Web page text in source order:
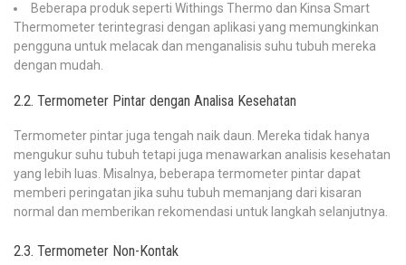
Beberapa produk seperti Withings Thermo dan Kinsa Smart
Thermometer terintegrasi dengan aplikasi yang memungkinkan
pengguna untuk melacak dan menganalisis suhu tubuh mereka
dengan mudah.
2.2. Termometer Pintar dengan Analisa Kesehatan
Termometer pintar juga tengah naik daun. Mereka tidak hanya
mengukur suhu tubuh tetapi juga menawarkan analisis kesehatan
yang lebih luas. Misalnya, beberapa termometer pintar dapat
memberi peringatan jika suhu tubuh memanjang dari kisaran
normal dan memberikan rekomendasi untuk langkah selanjutnya.
2.3. Termometer Non-Kontak